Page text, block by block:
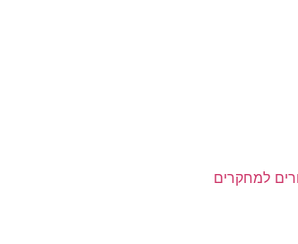
למחקרים